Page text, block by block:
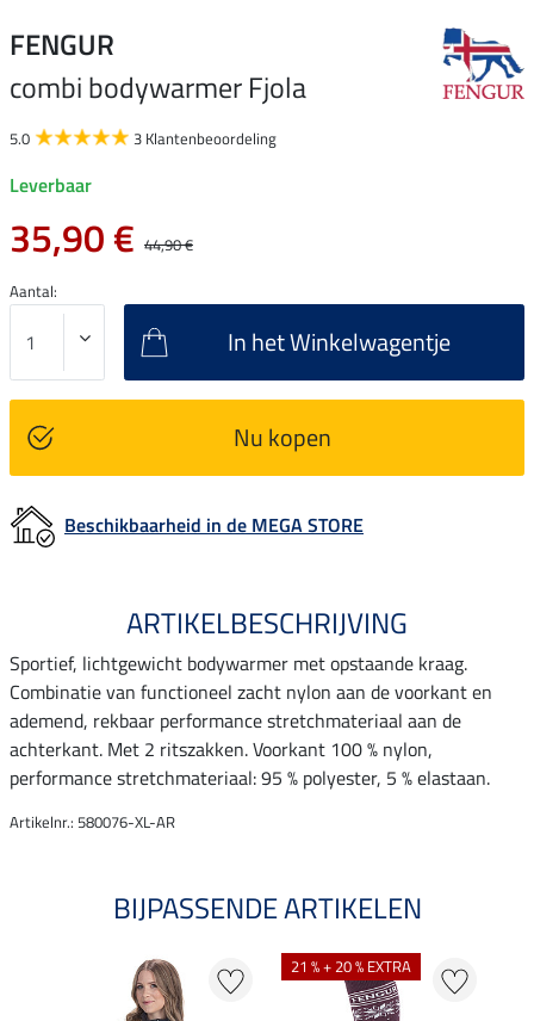
FENGUR
combi bodywarmer Fjola
5.0 3 Klantenbeoordeling
Leverbaar
35,90 € 44,90 €
Aantal:
In het Winkelwagentje
Nu kopen
Beschikbaarheid in de MEGA STORE
ARTIKELBESCHRIJVING
Sportief, lichtgewicht bodywarmer met opstaande kraag.
Combinatie van functioneel zacht nylon aan de voorkant en
ademend, rekbaar performance stretchmateriaal aan de
achterkant. Met 2 ritszakken. Voorkant 100 % nylon,
performance stretchmateriaal: 95 % polyester, 5 % elastaan.
Artikelnr.: 580076-XL-AR
BIJPASSENDE ARTIKELEN
21 % + 20 % EXTRA